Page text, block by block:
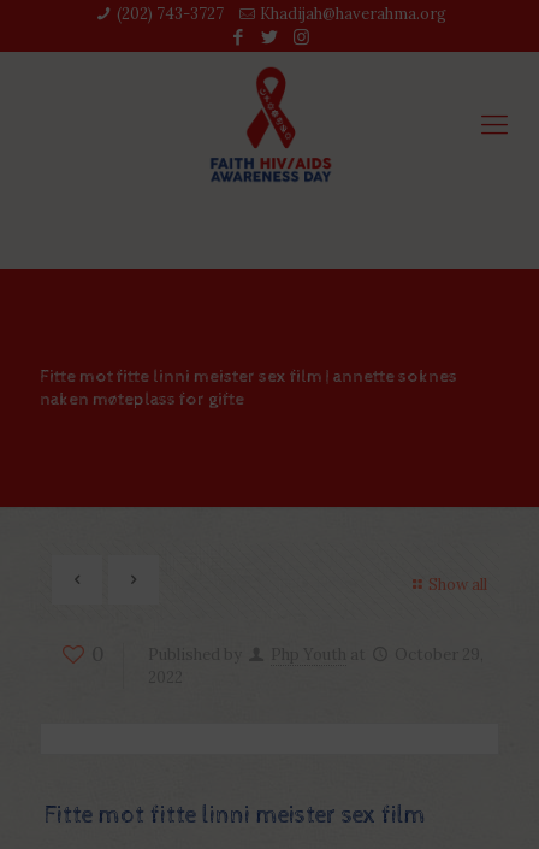
(202) 743-3727‬ Khadijah@haverahma.org
Fitte mot fitte linni meister sex film | annette soknes
naken møteplass for gifte
Show all
Fitte mot fitte linni meister sex film